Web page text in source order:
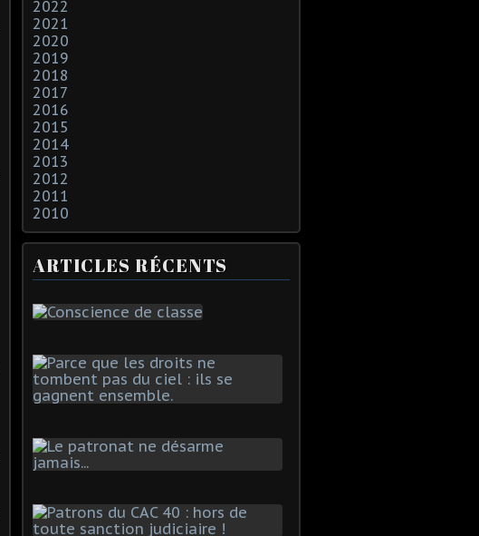
2022
2021
2020
2019
2018
2017
2016
2015
2014
2013
2012
2011
2010
ARTICLES RÉCENTS